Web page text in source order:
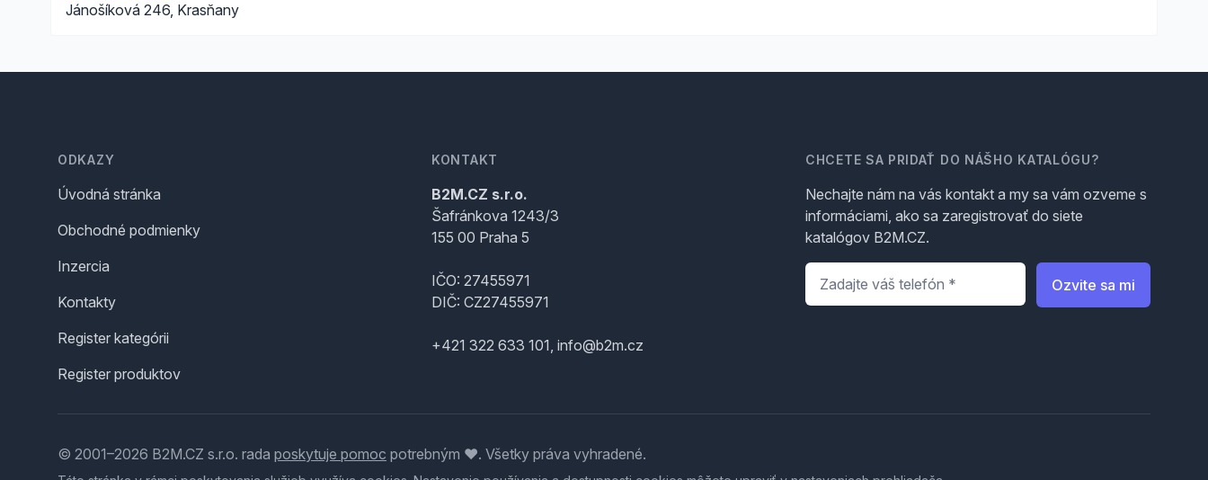
Jánošíková 246, Krasňany
ODKAZY
Úvodná stránka
Obchodné podmienky
Inzercia
Kontakty
Register kategórii
Register produktov
KONTAKT
B2M.CZ s.r.o.
Šafránkova 1243/3
155 00 Praha 5
IČO: 27455971
DIČ: CZ27455971
+421 322 633 101, info@b2m.cz
CHCETE SA PRIDAŤ DO NÁŠHO KATALÓGU?
Nechajte nám na vás kontakt a my sa vám ozveme s
informáciami, ako sa zaregistrovať do siete
katalógov B2M.CZ.
Telefón
Ozvite sa mi
© 2001–2026 B2M.CZ s.r.o. rada poskytuje pomoc potrebným ♥️. Všetky práva vyhradené.